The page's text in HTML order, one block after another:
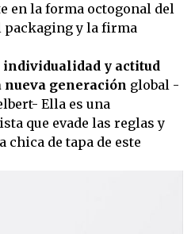
en la forma octogonal del
packaging y la firma
individualidad y actitud
generación global -
Ella es una
que evade las reglas y
chica de tapa de este